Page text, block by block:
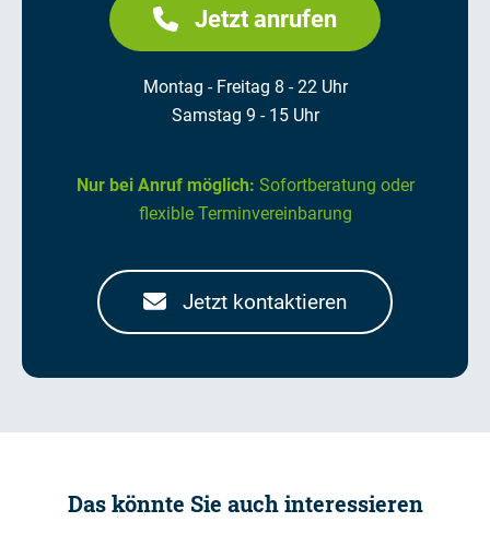
Jetzt anrufen
Montag - Freitag 8 - 22 Uhr
Samstag 9 - 15 Uhr
Nur bei Anruf möglich: Sofortberatung oder
flexible Terminvereinbarung
Jetzt kontaktieren
Das könnte Sie auch interessieren